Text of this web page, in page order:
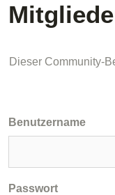
Dieser Community-
Benutzername
Passwort